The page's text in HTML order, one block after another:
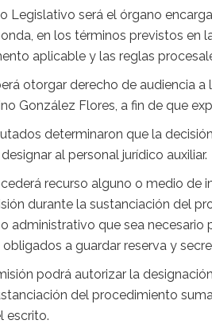
Legislativo será el órgano
en los términos previstos en
aplicable y las reglas
otorgar derecho de audiencia
González Flores, a fin de que
determinaron que la
al personal jurídico auxiliar.
recurso alguno o medio de
durante la sustanciación del
administrativo que sea necesario
a guardar reserva y
podrá autorizar la
del procedimiento
escrito.